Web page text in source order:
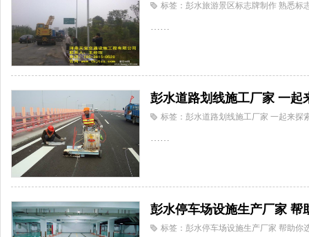
标签：彭水旅游景区标志牌制作 熟悉标
……
彭水道路划线施工厂家 一起
标签：彭水道路划线施工厂家 一起来探
……
彭水停车场设施生产厂家 帮
标签：彭水停车场设施生产厂家 帮助你